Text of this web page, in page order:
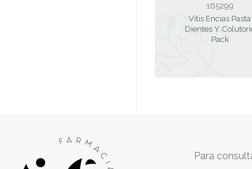
165299
Vitis Encias Pasta
Dientes Y
Pack
Para